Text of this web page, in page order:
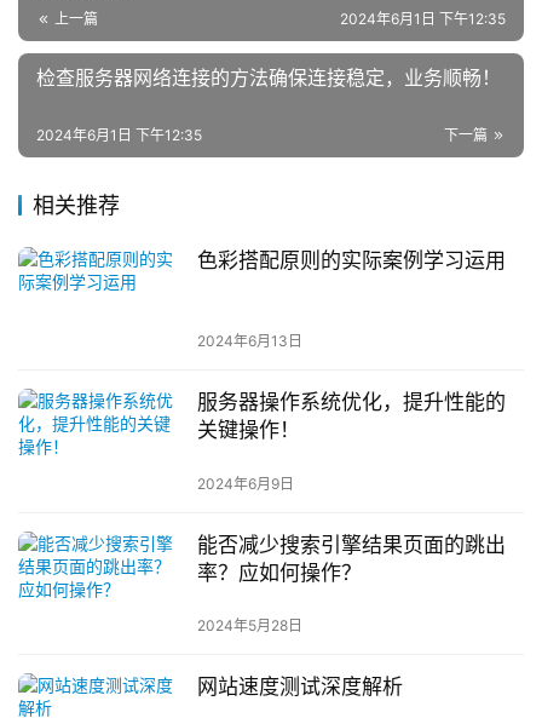
上一篇 2024年6月1日 下午12:35
检查服务器网络连接的方法确保连接稳定，业务顺畅！
下一篇
2024年6月1日 下午12:35
相关推荐
色彩搭配原则的实际案例学习运用
2024年6月13日
服务器操作系统优化，提升性能的
关键操作！
2024年6月9日
能否减少搜索引擎结果页面的跳出
率？应如何操作？
2024年5月28日
网站速度测试深度解析